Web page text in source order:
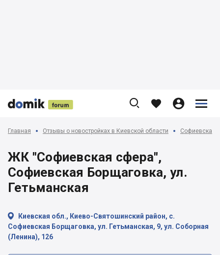


 
    


Главная Отзывы о новостройках в Киевской области Софиевская,
ЖК "Софиевская сфера",
Софиевская Борщаговка, ул.
Гетьманская

Киевская обл., Киево-Святошинский район, с.
Софиевская Борщаговка, ул. Гетьманская, 9, ул. Соборная
(Ленина), 126